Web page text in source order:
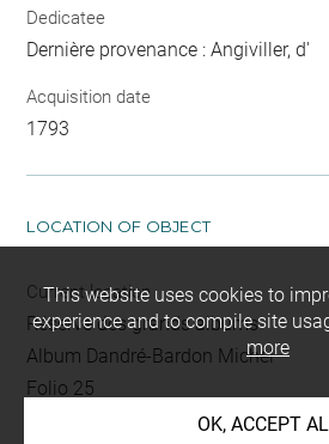
Dedicatee
Dernière provenance : Angiviller, d'
Acquisition date
1793
LOCATION OF OBJECT
Current location
Réserve des grands albums
Album Dandré-Bardon Michel
Folio 25
This website uses cookies to
experience and to compile site
more
OK, ACCEPT